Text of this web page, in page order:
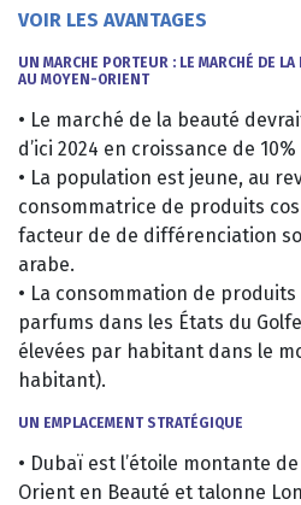
VOIR LES AVANTAGES
UN MARCHE PORTEUR : LE MARCHÉ DE
AU MOYEN-ORIENT
• Le marché de la beauté
d’ici 2024 en croissance de 10%
• La population est jeune, au
consommatrice de produits
facteur de de différenciation
arabe.
• La consommation de
parfums dans les États du
élevées par habitant dans le
habitant).
UN EMPLACEMENT STRATÉGIQUE
• Dubaï est l’étoile montante
Orient en Beauté et talonne